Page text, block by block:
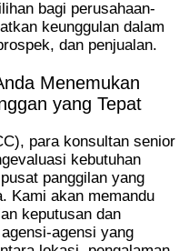
bagi perusahaan-
keunggulan dalam
dan penjualan.
Menemukan
yang Tepat
para konsultan senior
kebutuhan
panggilan yang
Kami akan memandu
keputusan dan
agensi yang